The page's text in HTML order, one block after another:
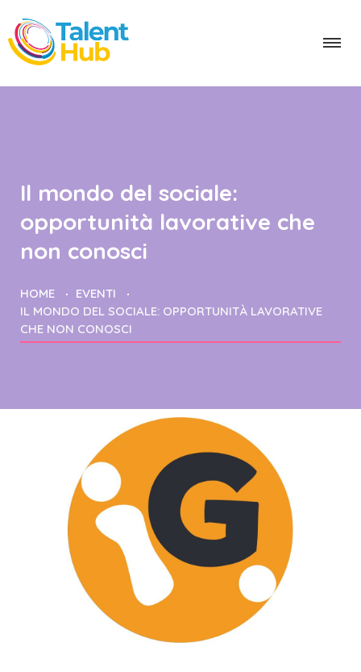
Il mondo del sociale:
opportunità lavorative che
non conosci
HOME
EVENTI
IL MONDO DEL SOCIALE: OPPORTUNITÀ LAVORATIVE
CHE NON CONOSCI